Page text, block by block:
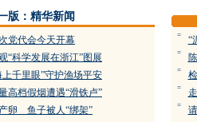
版：精华新闻
党代会今天开幕
“科学发展在浙江”图展
千里眼”守护渔场平安
档假烟遭遇“滑铁卢”
卵 鱼子被人“绑架”
= “
=
=
=
=